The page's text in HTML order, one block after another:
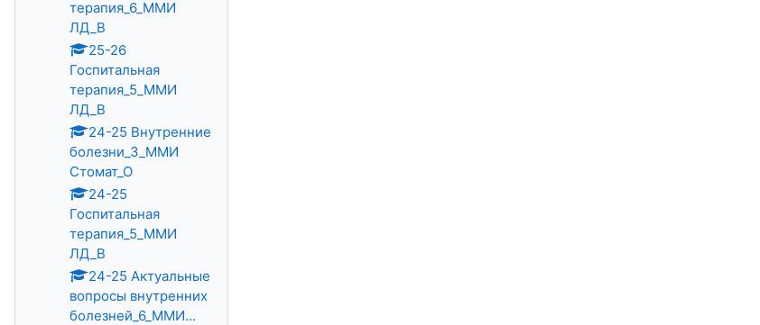
терапия_6_ММИ
ЛД_В
25-26
Госпитальная
терапия_5_ММИ
ЛД_В
24-25 Внутренние
болезни_3_ММИ
Стомат_О
24-25
Госпитальная
терапия_5_ММИ
ЛД_В
24-25 Актуальные
вопросы внутренних
болезней_6_ММИ...